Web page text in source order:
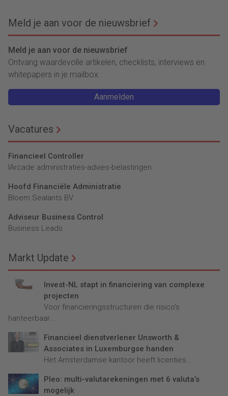
Meld je aan voor de nieuwsbrief
Meld je aan voor de nieuwsbrief
Ontvang waardevolle artikelen, checklists, interviews en
whitepapers in je mailbox.
Aanmelden
Vacatures
Financieel Controller
lArcade administraties-advies-belastingen
Hoofd Financiële Administratie
Bloem Sealants BV
Adviseur Business Control
Business Leads
Markt Update
Invest-NL stapt in financiering van complexe
projecten
Voor financieringsstructuren die risico’s
hanteerbaar...
Financieel dienstverlener Unsworth &
Associates in Luxemburgse handen
Het Amsterdamse kantoor heeft licenties...
Pleo: multi-valutarekeningen met 6 valuta’s
mogelijk